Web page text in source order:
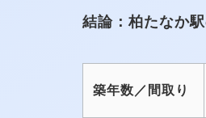
結論：柏たなか
築年数／間取り